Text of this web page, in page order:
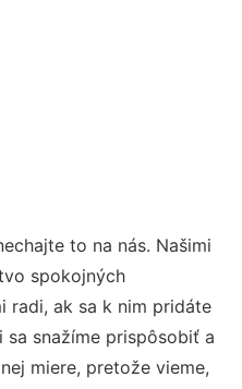
to na nás. Našimi
spokojných
radi, ak sa k nim pridáte
sa snažíme prispôsobiť a
miere, pretože vieme,